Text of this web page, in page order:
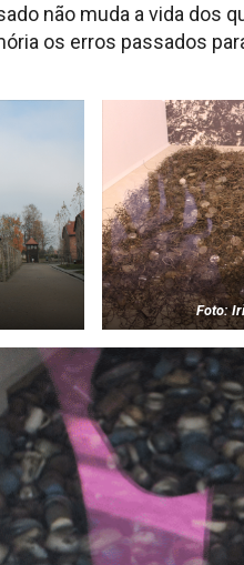
não muda a vida dos
os erros passados
Foto: